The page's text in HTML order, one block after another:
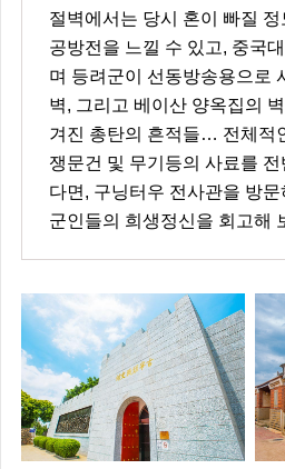
절벽에서는 당시 혼이 빠질
공방전을 느낄 수 있고, 중국
며 등려군이 선동방송용으로
벽, 그리고 베이산 양옥집의
겨진 총탄의 흔적들… 전체적
쟁문건 및 무기등의 사료를
다면, 구닝터우 전사관을 방
군인들의 희생정신을 회고해